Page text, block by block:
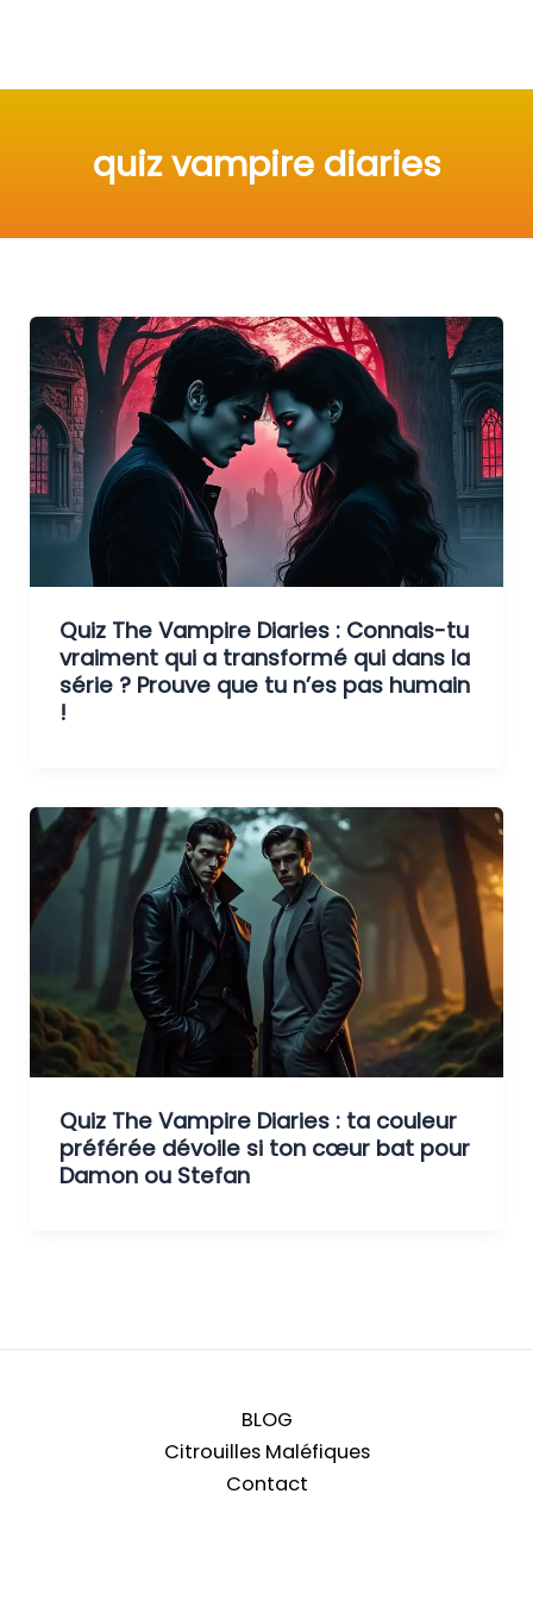
quiz vampire diaries
Quiz The Vampire Diaries : Connais-tu
vraiment qui a transformé qui dans la
série ? Prouve que tu n’es pas humain
!
Quiz The Vampire Diaries : ta couleur
préférée dévoile si ton cœur bat pour
Damon ou Stefan
BLOG
Citrouilles Maléfiques
Contact